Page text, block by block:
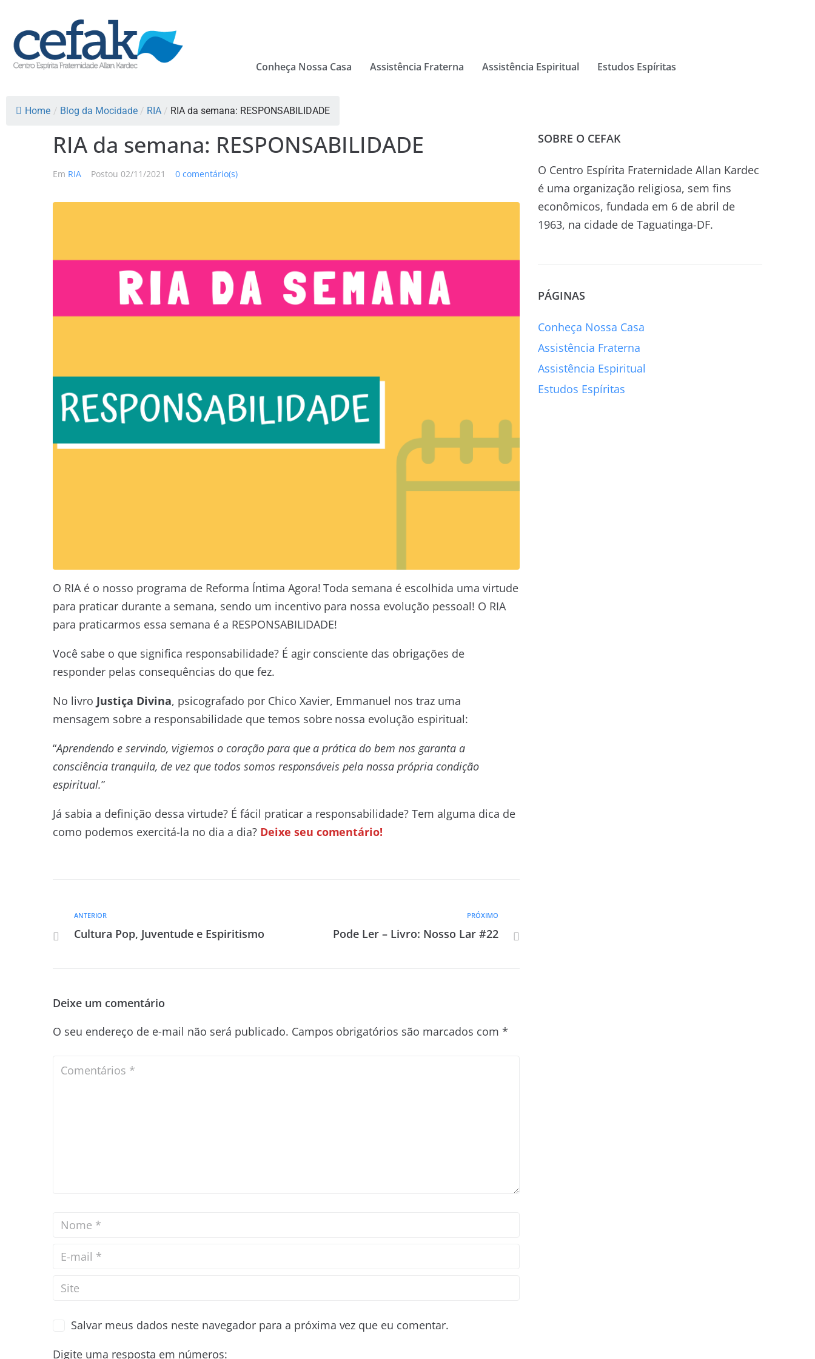
Conheça Nossa Casa Assistência Fraterna Assistência Espiritual Estudos Espíritas
Home / Blog da Mocidade / RIA / RIA da semana: RESPONSABILIDADE
RIA da semana: RESPONSABILIDADE
Em RIA Postou 02/11/2021 0 comentário(s)
O RIA é o nosso programa de Reforma Íntima Agora! Toda semana é escolhida uma virtude
para praticar durante a semana, sendo um incentivo para nossa evolução pessoal! O RIA
para praticarmos essa semana é a RESPONSABILIDADE!
Você sabe o que significa responsabilidade? É agir consciente das obrigações de
responder pelas consequências do que fez.
No livro Justiça Divina, psicografado por Chico Xavier, Emmanuel nos traz uma
mensagem sobre a responsabilidade que temos sobre nossa evolução espiritual:
“Aprendendo e servindo, vigiemos o coração para que a prática do bem nos garanta a
consciência tranquila, de vez que todos somos responsáveis pela nossa própria condição
espiritual.”
Já sabia a definição dessa virtude? É fácil praticar a responsabilidade? Tem alguma dica de
como podemos exercitá-la no dia a dia? Deixe seu comentário!
ANTERIOR
Cultura Pop, Juventude e Espiritismo
PRÓXIMO
Pode Ler – Livro: Nosso Lar #22
Deixe um comentário
O seu endereço de e-mail não será publicado. Campos obrigatórios são marcados com*
Salvar meus dados neste navegador para a próxima vez que eu comentar.
Digite uma resposta em números:
SOBRE O CEFAK
O Centro Espírita Fraternidade Allan Kardec
é uma organização religiosa, sem fins
econômicos, fundada em 6 de abril de
1963, na cidade de Taguatinga-DF.
PÁGINAS
Conheça Nossa Casa
Assistência Fraterna
Assistência Espiritual
Estudos Espíritas